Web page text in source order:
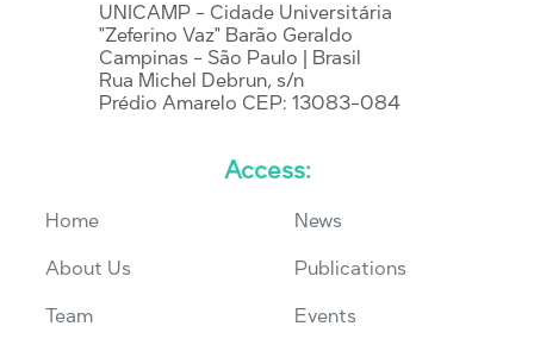
UNICAMP - Cidade Universitária
"Zeferino Vaz" Barão Geraldo
Campinas - São Paulo | Brasil
Rua Michel Debrun, s/n
Prédio Amarelo CEP: 13083-084
Access:
Home
About Us
Team
News
Publications
Events